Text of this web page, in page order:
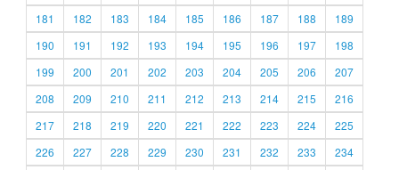
181
182 183 184 185 186 187 188
189
190
191 192 193 194 195 196 197
198
199
200 201 202 203 204 205 206
207
208
209 210 211 212 213 214 215
216
217
218 219 220 221 222 223 224
225
226
227 228 229 230 231 232 233
234